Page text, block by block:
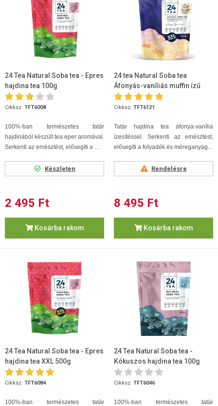
24 Tea Natural Soba tea - Epres
hajdina tea 100g
Cikksz. TFT6008
100%-ban természetes tatár
hajdinából készült tea eper aromával.
Serkenti az emésztést, elősegíti a ...
Készleten
2 495 Ft
Kosárba rakom
24 tea Natural Soba tea
Áfonyás-vaníliás muffin ízű
XXL 500g
Cikksz. TFT6121
Tatár hajdina tea áfonya-vanília
ízesítéssel. Serkenti az emésztést,
elősegíti a folyadék és méreganyag...
Rendelésre
8 495 Ft
Kosárba rakom
24 Tea Natural Soba tea - Epres
hajdina tea XXL 500g
Cikksz. TFT6084
100%-ban természetes tatár
24 Tea Natural Soba tea -
Kókuszos hajdina tea 100g
Cikksz. TFT6046
100%-ban természetes tatár